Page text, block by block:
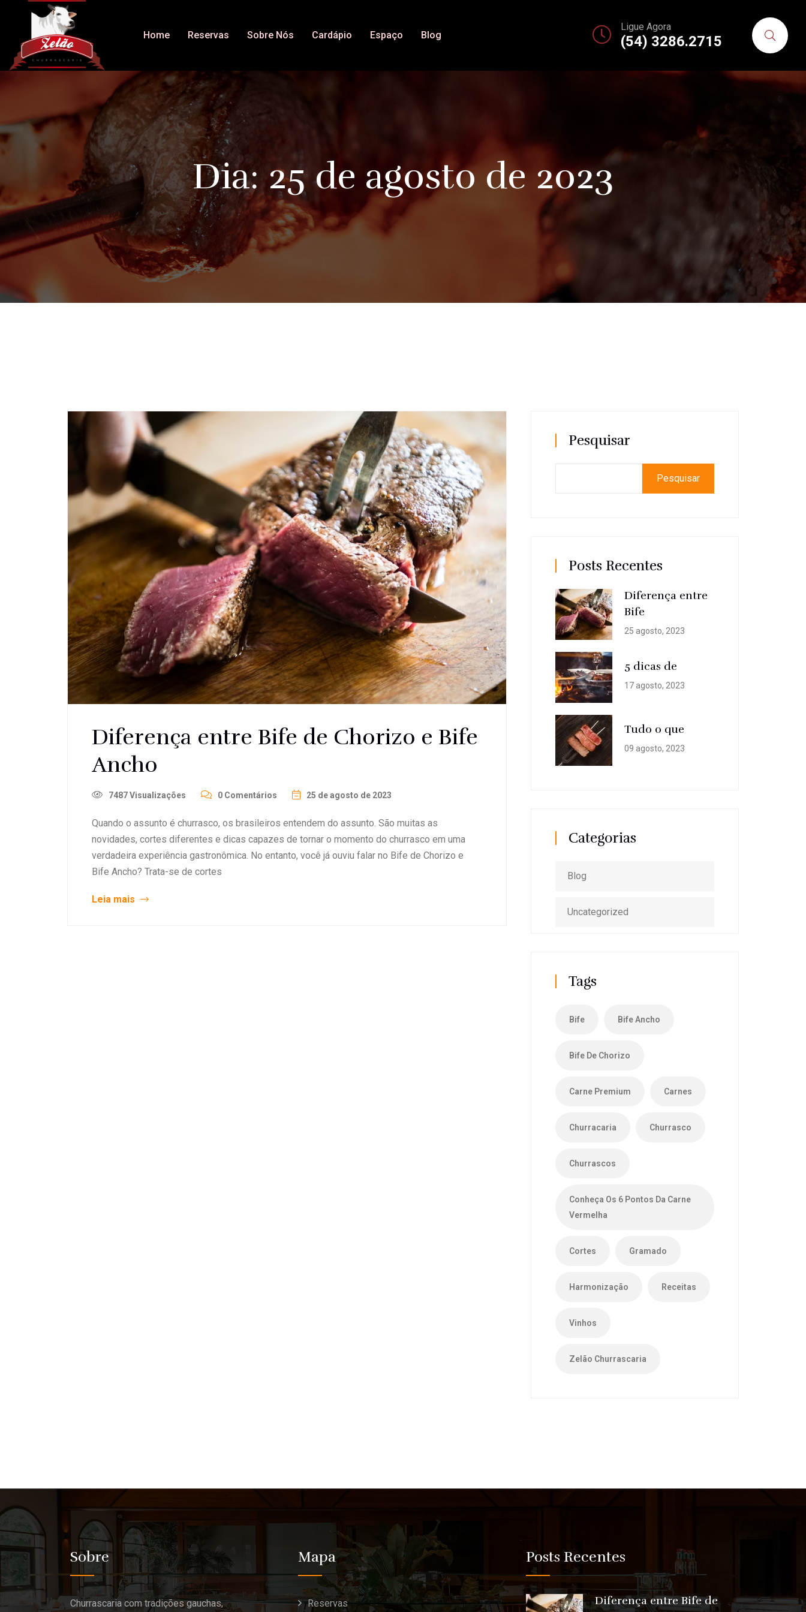
Home Reservas Sobre Nós Cardápio Espaço Blog
Ligue Agora
(54) 3286.2715
Dia:25 de agosto de 2023
Diferença entre Bife de Chorizo e Bife
Ancho
7487 Visualizações 0 Comentários 25 de agosto de 2023
Quando o assunto é churrasco, os brasileiros entendem do assunto. São muitas as
novidades, cortes diferentes e dicas capazes de tornar o momento do churrasco em uma
verdadeira experiência gastronômica. No entanto, você já ouviu falar no Bife de Chorizo e
Bife Ancho? Trata-se de cortes
Leia mais
Pesquisar
Pesquisar
Posts Recentes
Diferença entre
Bife
25 agosto, 2023
5 dicas de
17 agosto, 2023
Tudo o que
09 agosto, 2023
Categorias
Blog
Uncategorized
Tags
Bife Bife Ancho
Bife De Chorizo
Carne Premium Carnes
Churracaria Churrasco
Churrascos
Conheça Os 6 Pontos Da Carne
Vermelha
Cortes Gramado
Harmonização Receitas
Vinhos
Zelão Churrascaria
Sobre
Churrascaria com tradições gauchas,
Mapa
Reservas
Posts Recentes
Diferença entre Bife de